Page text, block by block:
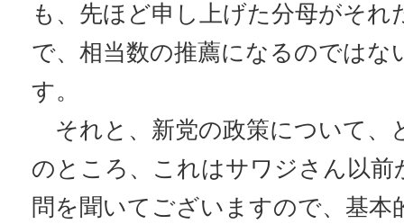
も、先ほど申し上げた分母がそれ
で、相当数の推薦になるのではな
す。
それと、新党の政策について、
のところ、これはサワジさん以前
問を聞いてございますので、基本